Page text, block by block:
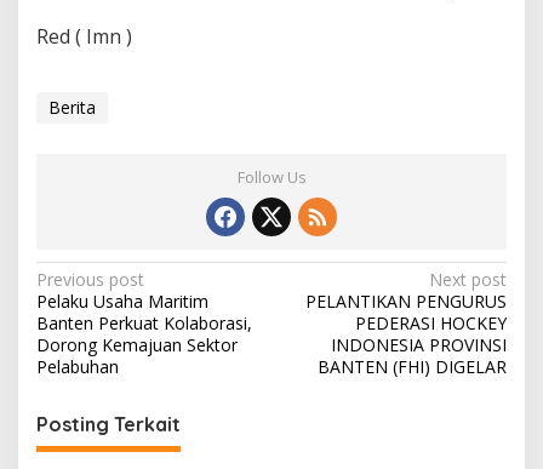
Red ( Imn )
Berita
Follow Us
Post
navigation
Previous post
Pelaku Usaha Maritim
Banten Perkuat Kolaborasi,
Dorong Kemajuan Sektor
Pelabuhan
Next post
PELANTIKAN PENGURUS
PEDERASI HOCKEY
INDONESIA PROVINSI
BANTEN (FHI) DIGELAR
Posting Terkait